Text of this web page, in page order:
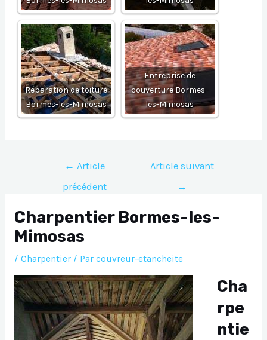
Reparation de toiture
Bormes-les-Mimosas
Entreprise de
couverture Bormes-
les-Mimosas
Navigation
l’article
← Article
précédent
Article suivant
→
Charpentier Bormes-les-
Mimosas
/ Charpentier/ Par couvreur-etancheite
Cha
rpe
ntie